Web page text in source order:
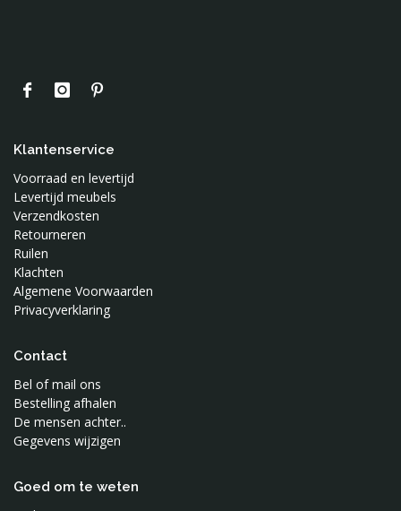
Klantenservice
Voorraad en levertijd
Levertijd meubels
Verzendkosten
Retourneren
Ruilen
Klachten
Algemene Voorwaarden
Privacyverklaring
Contact
Bel of mail ons
Bestelling afhalen
De mensen achter..
Gegevens wijzigen
Goed om te weten